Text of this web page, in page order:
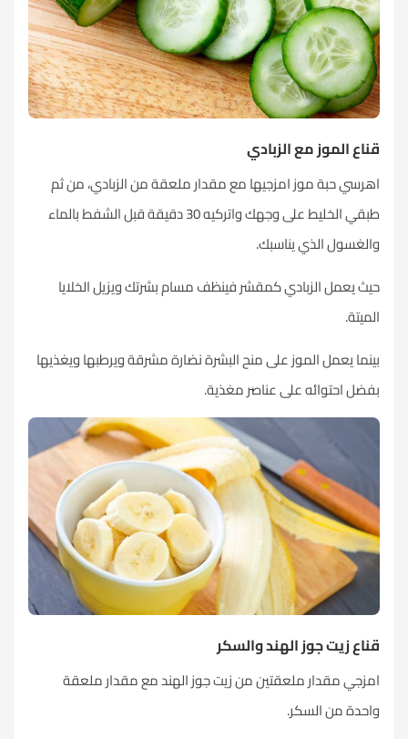
قناع الموز مع الزبادي
اهرسي حبة موز امزجيها مع مقدار ملعقة من الزبادي، من ثم
طبقي الخليط على وجهك واتركيه 30 دقيقة قبل الشفط بالماء
والغسول الذي يناسبك.
حيث يعمل الزبادي كمقشر فينظف مسام بشرتك ويزيل الخلايا
الميتة.
بينما يعمل الموز على منح البشرة نضارة مشرقة ويرطبها ويغذيها
بفضل احتوائه على عناصر مغذية.
قناع زيت جوز الهند والسكر
امزجي مقدار ملعقتين من زيت جوز الهند مع مقدار ملعقة
واحدة من السكر.